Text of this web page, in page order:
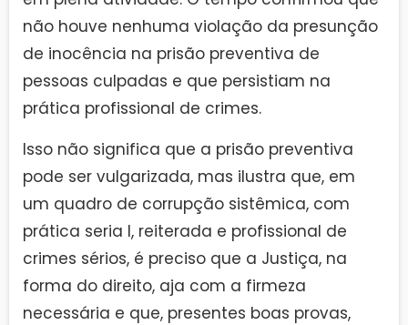
não houve nenhuma violação da presunção
de inocência na prisão preventiva de
pessoas culpadas e que persistiam na
prática profissional de crimes.
Isso não significa que a prisão preventiva
pode ser vulgarizada, mas ilustra que, em
um quadro de corrupção sistêmica, com
prática seria I, reiterada e profissional de
crimes sérios, é preciso que a Justiça, na
forma do direito, aja com a firmeza
necessária e que, presentes boas provas,